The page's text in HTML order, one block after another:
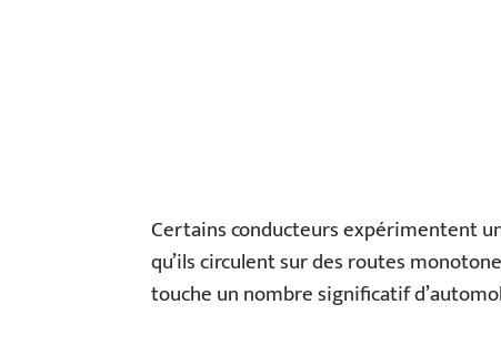
Certains conducteurs expérimentent
qu’ils circulent sur des routes
touche un nombre significatif